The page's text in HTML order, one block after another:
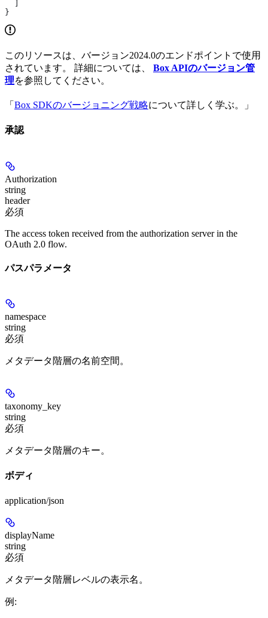
}
このリソースは、バージョン2024.0のエンドポイントで使用
されています。 詳細については、 Box APIのバージョン管
理を参照してください。
「 Box SDKのバージョニング戦略について詳しく学ぶ。」
承認
Authorization
string
header
必須
The access token received from the authorization server in the
OAuth 2.0 flow.
パスパラメータ
namespace
string
必須
メタデータ階層の名前空間。
taxonomy_key
string
必須
メタデータ階層のキー。
ボディ
application/json
displayName
string
必須
メタデータ階層レベルの表示名。
例 :